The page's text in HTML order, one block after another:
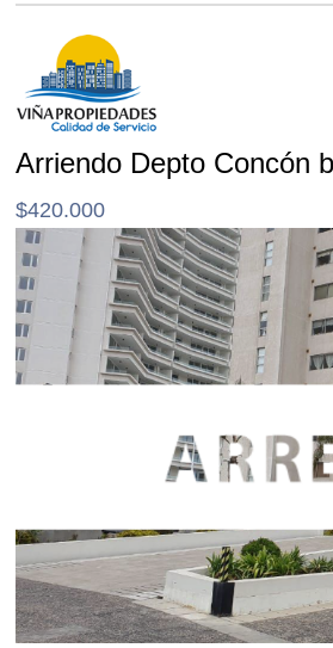
Arriendo Depto Concón
$420.000